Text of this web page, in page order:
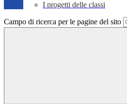
I progetti delle classi
Campo di ricerca per le pagine del sito